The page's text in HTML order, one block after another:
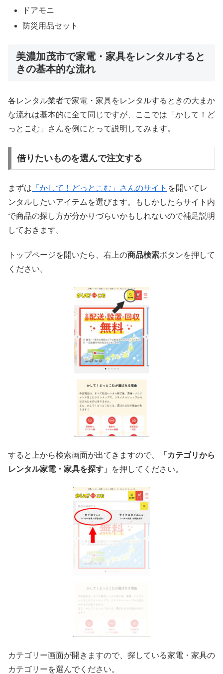
ドアモニ
防災用品セット
美濃加茂市で家電・家具をレンタルすると
きの基本的な流れ
各レンタル業者で家電・家具をレンタルするときの大まか
な流れは基本的に全て同じですが、ここでは「かして！ど
っとこむ」さんを例にとって説明してみます。
借りたいものを選んで注文する
まずは 「かして！どっとこむ」さんのサイト を開いてレ
ンタルしたいアイテムを選びます。もしかしたらサイト内
で商品の探し方が分かりづらいかもしれないので補足説明
しておきます。
トップページを開いたら、右上の商品検索ボタンを押して
ください。
すると上から検索画面が出てきますので、
「カテゴリから
レンタル家電・家具を探す」
を押してください。
カテゴリー画面が開きますので、探している家電・家具の
カテゴリーを選んでください。